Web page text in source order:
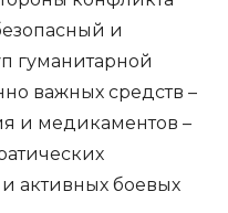
и
гуманитарной
важных средств –
и медикаментов –
активных боевых